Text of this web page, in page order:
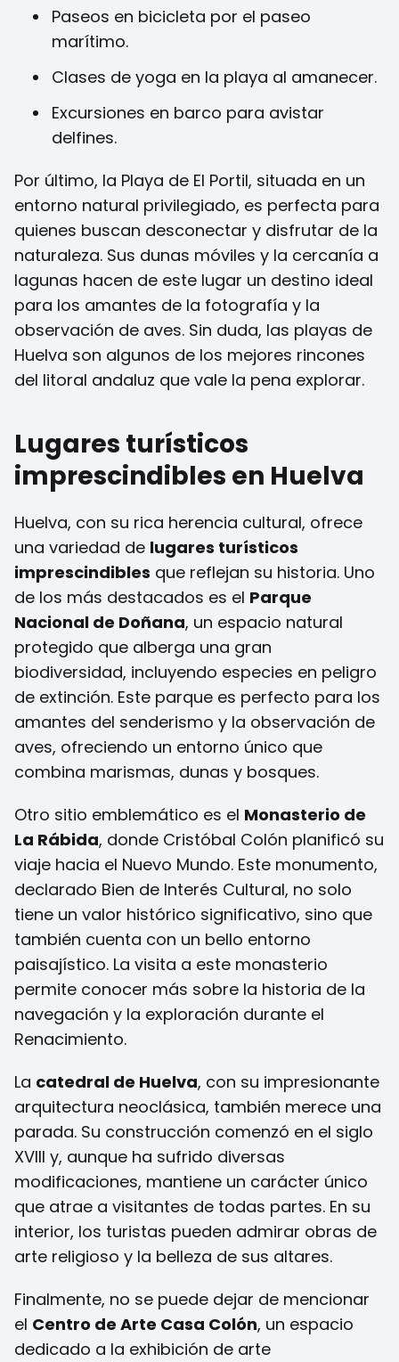
Paseos en bicicleta por el paseo
marítimo.
Clases de yoga en la playa al amanecer.
Excursiones en barco para avistar
delfines.
Por último, la Playa de El Portil, situada en un
entorno natural privilegiado, es perfecta para
quienes buscan desconectar y disfrutar de la
naturaleza. Sus dunas móviles y la cercanía a
lagunas hacen de este lugar un destino ideal
para los amantes de la fotografía y la
observación de aves. Sin duda, las playas de
Huelva son algunos de los mejores rincones
del litoral andaluz que vale la pena explorar.
Lugares turísticos
imprescindibles en Huelva
Huelva, con su rica herencia cultural, ofrece
una variedad de lugares turísticos
imprescindibles que reflejan su historia. Uno
de los más destacados es el Parque
Nacional de Doñana, un espacio natural
protegido que alberga una gran
biodiversidad, incluyendo especies en peligro
de extinción. Este parque es perfecto para los
amantes del senderismo y la observación de
aves, ofreciendo un entorno único que
combina marismas, dunas y bosques.
Otro sitio emblemático es el Monasterio de
La Rábida, donde Cristóbal Colón planificó su
viaje hacia el Nuevo Mundo. Este monumento,
declarado Bien de Interés Cultural, no solo
tiene un valor histórico significativo, sino que
también cuenta con un bello entorno
paisajístico. La visita a este monasterio
permite conocer más sobre la historia de la
navegación y la exploración durante el
Renacimiento.
La catedral de Huelva, con su impresionante
arquitectura neoclásica, también merece una
parada. Su construcción comenzó en el siglo
XVIII y, aunque ha sufrido diversas
modificaciones, mantiene un carácter único
que atrae a visitantes de todas partes. En su
interior, los turistas pueden admirar obras de
arte religioso y la belleza de sus altares.
Finalmente, no se puede dejar de mencionar
el Centro de Arte Casa Colón, un espacio
dedicado a la exhibición de arte